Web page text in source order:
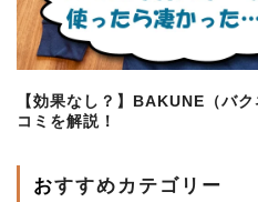
【効果なし？】BAKUNE（バ
コミを解説！
おすすめカテゴリー